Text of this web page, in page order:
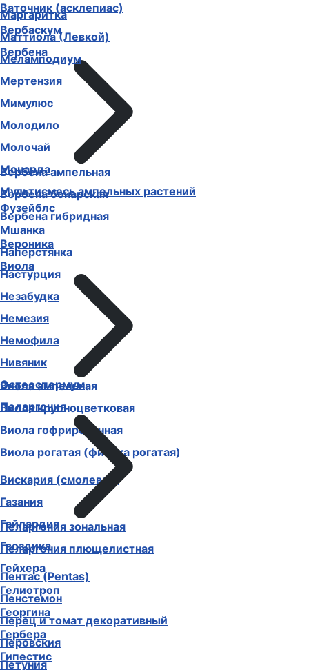
Ваточник (асклепиас)
Вербаскум
Вербена
Вербена ампельная
Вербена бонарская
Вербена гибридная
Вероника
Виола
Виола ампельная
Виола крупноцветковая
Виола гофрированная
Виола рогатая (фиалка рогатая)
Вискария (смолевка)
Газания
Гайлардия
Гвоздика
Гейхера
Гелиотроп
Георгина
Гербера
Гипестис
Маргаритка
Маттиола (Левкой)
Меламподиум
Мертензия
Мимулюс
Молодило
Молочай
Монарда
Мультисмесь ампельных растений
Фузейблс
Мшанка
Наперстянка
Настурция
Незабудка
Немезия
Немофила
Нивяник
Остеоспермум
Пеларгония
Пеларгония зональная
Пеларгония плющелистная
Пентас (Pentas)
Пенстемон
Перец и томат декоративный
Перовския
Петуния